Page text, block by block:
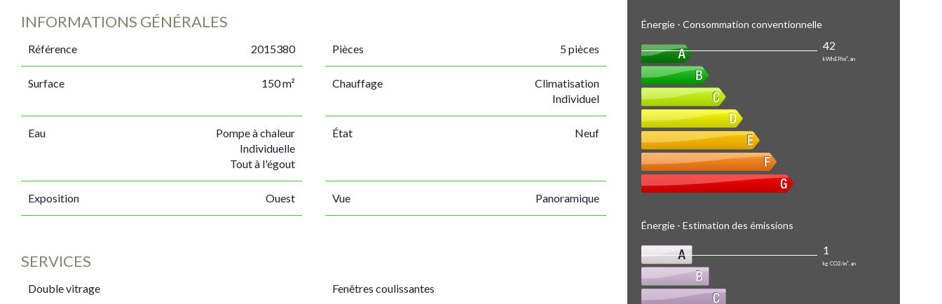
INFORMATIONS GÉNÉRALES
Référence 2015380 Pièces 5 pièces
Surface 150 m² Chauffage
Climatisation
Individuel
Eau
Pompe à chaleur
Individuelle
Tout à l'égout
État Neuf
Exposition Ouest Vue Panoramique
SERVICES
Double vitrage Fenêtres coulissantes
Énergie - Consommation conventionnelle
42
kWhEP/m².an
Énergie - Estimation des émissions
1
kg CO2/m².an